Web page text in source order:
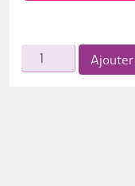
quantité
de